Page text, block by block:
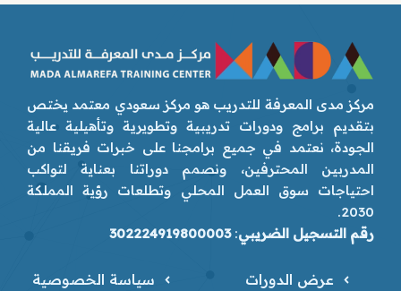
مركز مدى المعرفة للتدريب هو مركز سعودي معتمد يختص
بتقديم برامج ودورات تدريبية وتطويرية وتأهيلية عالية
الجودة، نعتمد في جميع برامجنا على خبرات فريقنا من
المدربين المحترفين، ونصمم دوراتنا بعناية لتواكب
احتياجات سوق العمل المحلي وتطلعات رؤية المملكة
2030.
رقم التسجيل الضريبي:
302224919800003
عرض الدورات
سياسة الخصوصية